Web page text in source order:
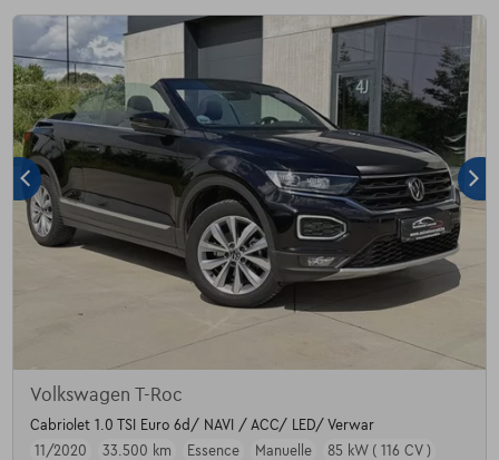
Volkswagen T-Roc
Cabriolet 1.0 TSI Euro 6d/ NAVI / ACC/ LED/ Verwar
11/2020
33.500 km Essence Manuelle 85 kW ( 116 CV )